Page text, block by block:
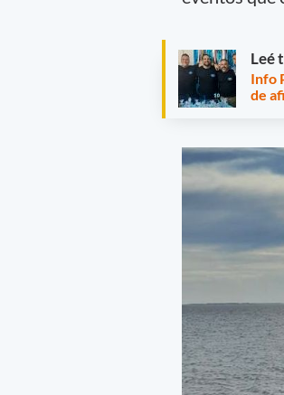
Leé
Info
de